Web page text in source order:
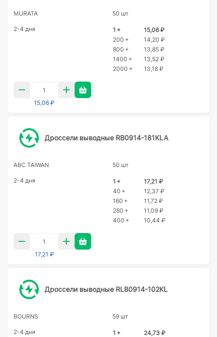
MURATA 50 шт
2-4 дня 1 +
15,06 ₽
200 +
14,20 ₽
800 +
13,85 ₽
1400 +
13,52 ₽
2000 +
13,18 ₽
15,06 ₽
Дроссели выводные RB0914-181KLA
ABC TAIWAN 50 шт
2-4 дня 1 +
17,21 ₽
40 +
12,37 ₽
160 +
11,72 ₽
280 +
11,09 ₽
400 +
10,44 ₽
17,21 ₽
Дроссели выводные RLB0914-102KL
BOURNS 59 шт
2-4 дня 1 +
24,73 ₽